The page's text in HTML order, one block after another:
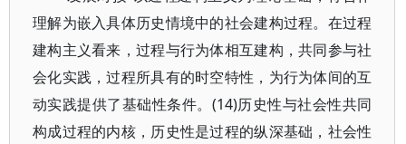
理解为嵌入具体历史情境中的社会建构过程。在过程
建构主义看来，过程与行为体相互建构，共同参与社
会化实践，过程所具有的时空特性，为行为体间的互
动实践提供了基础性条件。(14)历史性与社会性共同
构成过程的内核，历史性是过程的纵深基础，社会性